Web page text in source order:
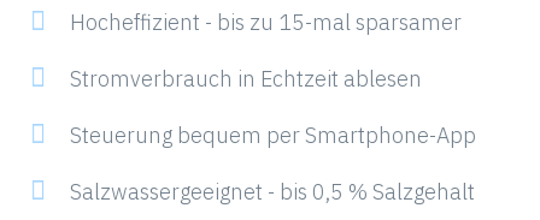
Hocheffizient - bis zu 15-mal sparsamer
Stromverbrauch in Echtzeit ablesen
Steuerung bequem per Smartphone-App
Salzwassergeeignet - bis 0,5 % Salzgehalt